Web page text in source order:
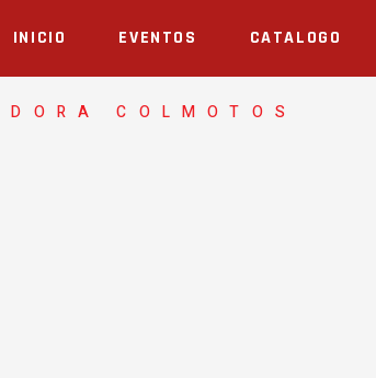
INICIO EVENTOS CATALOGO
COLMOTOS